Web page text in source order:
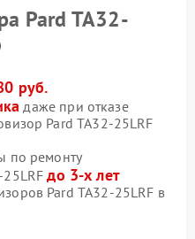
Pard TA32-
руб.
даже при отказе
Pard TA32-25LRF
по ремонту
25LRFдо 3-х лет
Pard TA32-25LRF в